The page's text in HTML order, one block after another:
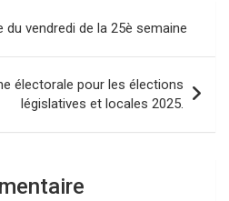
du vendredi de la 25è semaine
électorale pour les élections
législatives et locales 2025.